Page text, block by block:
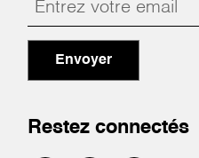
Envoyer
Restez connectés